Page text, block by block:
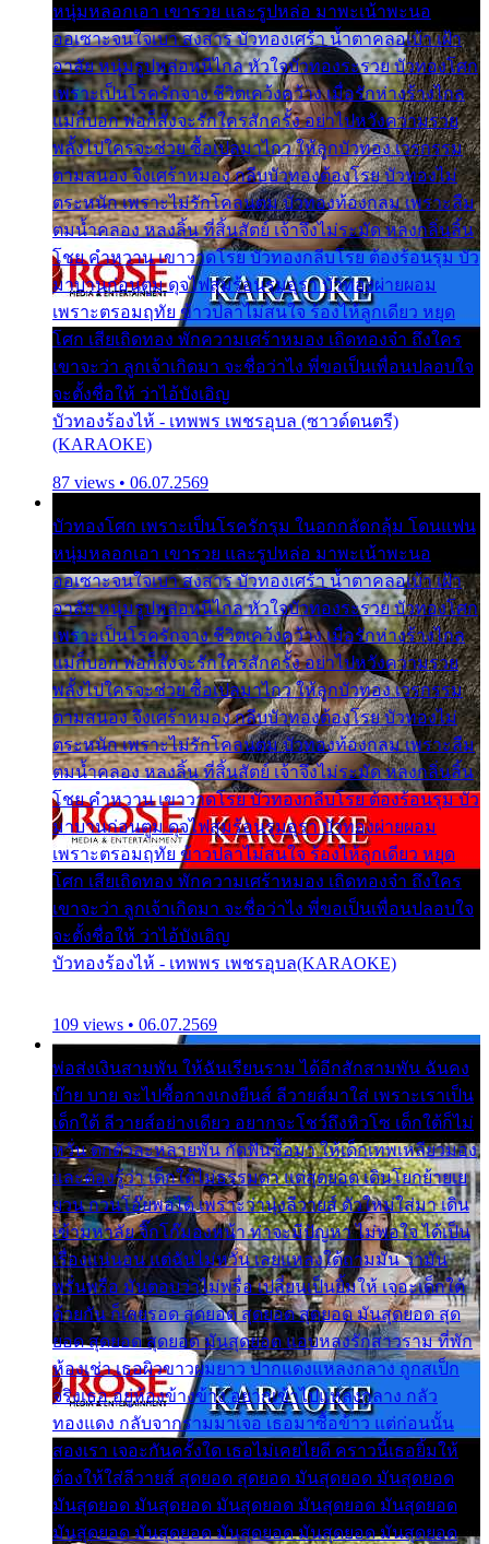
หนุ่มหลอกเอา เขารวย และรูปหล่อ มาพะเน้าพะนอ
ออเซาะจนใจเบา สงสาร บัวทองเศร้า น้ำตาคลอเบ้า เฝ้า
อาลัย หนุ่มรูปหล่อหนีไกล หัวใจบัวทองระรวย บัวทองโศก
เพราะเป็นโรครักจาง ชีวิตเคว้งคว้าง เมื่อรักห่างร้างไกล
แม่ก็บอก พ่อก็สั่งจะรักใครสักครั้ง อย่าไปหวังความรวย
พลั้งไปใครจะช่วย ซื้อเปลมาไกว ให้ลูกบัวทอง เวรกรรม
ตามสนอง จึงเศร้าหมอง กลีบบัวทองต้องโรย บัวทองไม่
ตระหนัก เพราะไม่รักโคลนตม บัวทองท้องกลม เพราะลืม
ตมน้ำคลอง หลงลิ้น ที่สิ้นสัตย์ เจ้าจึงไม่ระมัด หลงกลิ่นลิ้น
โชย คำหวาน เขาวาดโรย บัวทองกลีบโรย ต้องร้อนรุม บัว
มาบานก่อนตูม ดุจไฟสุมร้อนรุมอุรา บัวทองผ่ายผอม
เพราะตรอมฤทัย ข้าวปลาไม่สนใจ ร้องไห้ลูกเดียว หยุด
โศก เสียเถิดทอง พักความเศร้าหมอง เถิดทองจ๋า ถึงใคร
เขาจะว่า ลูกเจ้าเกิดมา จะชื่อว่าไง พี่ขอเป็นเพื่อนปลอบใจ
จะตั้งชื่อให้ ว่าไอ้บังเอิญ
บัวทองร้องไห้ - เทพพร เพชรอุบล (ซาวด์ดนตรี)
(KARAOKE)
87 views • 06.07.2569
บัวทองโศก เพราะเป็นโรครักรุม ในอกกลัดกลุ้ม โดนแฟน
หนุ่มหลอกเอา เขารวย และรูปหล่อ มาพะเน้าพะนอ
ออเซาะจนใจเบา สงสาร บัวทองเศร้า น้ำตาคลอเบ้า เฝ้า
อาลัย หนุ่มรูปหล่อหนีไกล หัวใจบัวทองระรวย บัวทองโศก
เพราะเป็นโรครักจาง ชีวิตเคว้งคว้าง เมื่อรักห่างร้างไกล
แม่ก็บอก พ่อก็สั่งจะรักใครสักครั้ง อย่าไปหวังความรวย
พลั้งไปใครจะช่วย ซื้อเปลมาไกว ให้ลูกบัวทอง เวรกรรม
ตามสนอง จึงเศร้าหมอง กลีบบัวทองต้องโรย บัวทองไม่
ตระหนัก เพราะไม่รักโคลนตม บัวทองท้องกลม เพราะลืม
ตมน้ำคลอง หลงลิ้น ที่สิ้นสัตย์ เจ้าจึงไม่ระมัด หลงกลิ่นลิ้น
โชย คำหวาน เขาวาดโรย บัวทองกลีบโรย ต้องร้อนรุม บัว
มาบานก่อนตูม ดุจไฟสุมร้อนรุมอุรา บัวทองผ่ายผอม
เพราะตรอมฤทัย ข้าวปลาไม่สนใจ ร้องไห้ลูกเดียว หยุด
โศก เสียเถิดทอง พักความเศร้าหมอง เถิดทองจ๋า ถึงใคร
เขาจะว่า ลูกเจ้าเกิดมา จะชื่อว่าไง พี่ขอเป็นเพื่อนปลอบใจ
จะตั้งชื่อให้ ว่าไอ้บังเอิญ
บัวทองร้องไห้ - เทพพร เพชรอุบล(KARAOKE)
109 views • 06.07.2569
พ่อส่งเงินสามพัน ให้ฉันเรียนราม ได้อีกสักสามพัน ฉันคง
บ๊าย บาย จะไปซื้อกางเกงยีนส์ ลีวายส์มาใส่ เพราะเราเป็น
เด็กใต้ ลีวายส์อย่างเดียว อยากจะโชว์ถึงหิวโซ เด็กใต้ก็ไม่
หวั่น ตกตัวละหลายพัน กัดฟันซื้อมา ให้เด็กเทพเหลียวมอง
และต้องรู้ว่า เด็กใต้ไม่ธรรมดา แต่สุดยอด เดินโยกย้ายเย
ยวน กวนโอ๊ยพอได้ เพราะว่านุ่งลีวายส์ ตัวใหม่ใส่มา เดิน
เข้ามหาลัย จิ๊กโก๊มองหน้า ท่าจะมีปัญหา ไม่พอใจ ได้เป็น
เรื่องแน่นอน แต่ฉันไม่หวั่น เลยแหลงใต้ถามมัน ว่ามัน
พรั่นพรือ มันตอบว่าไม่พรื่อ เปลี่ยนเป็นยิ้มให้ เจอะเด็กใต้
ด้วยกัน ก็เลยรอด สุดยอด สุดยอด สุดยอด มันสุดยอด สุด
ยอด สุดยอด สุดยอด มันสุดยอด แอบหลงรักสาวราม ที่พัก
ห้องเช่า เธอผิวขาวผมยาว ปากแดงแหลงกลาง ถูกสเป็ก
จริงเธอ อยู่ห้องข้างข้าง อยากเข้าไปแหลงกลาง กลัว
ทองแดง กลับจากรามมาเจอ เธอมาซื้อข้าว แต่ก่อนนั้น
สองเรา เจอะกันครั้งใด เธอไม่เคยไยดี คราวนี้เธอยิ้มให้
ต้องให้ใส่ลีวายส์ สุดยอด สุดยอด มันสุดยอด มันสุดยอด
มันสุดยอด มันสุดยอด มันสุดยอด มันสุดยอด มันสุดยอด
มันสุดยอด มันสุดยอด มันสุดยอด มันสุดยอด มันสุดยอด